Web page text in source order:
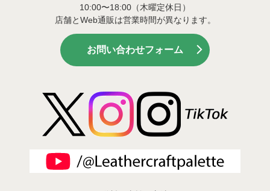
10:00〜18:00（木曜定休日）
店舗とWeb通販は営業時間が異なります。
お問い合わせフォーム